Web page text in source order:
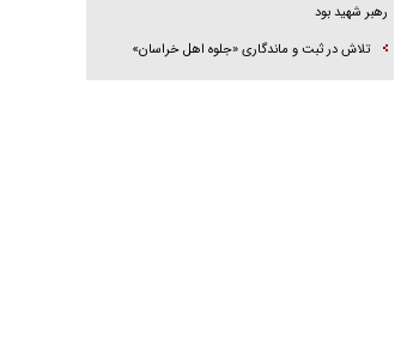
رهبر شهید بود
تلاش در ثبت و ماندگاری «جلوه اهل خراسان»